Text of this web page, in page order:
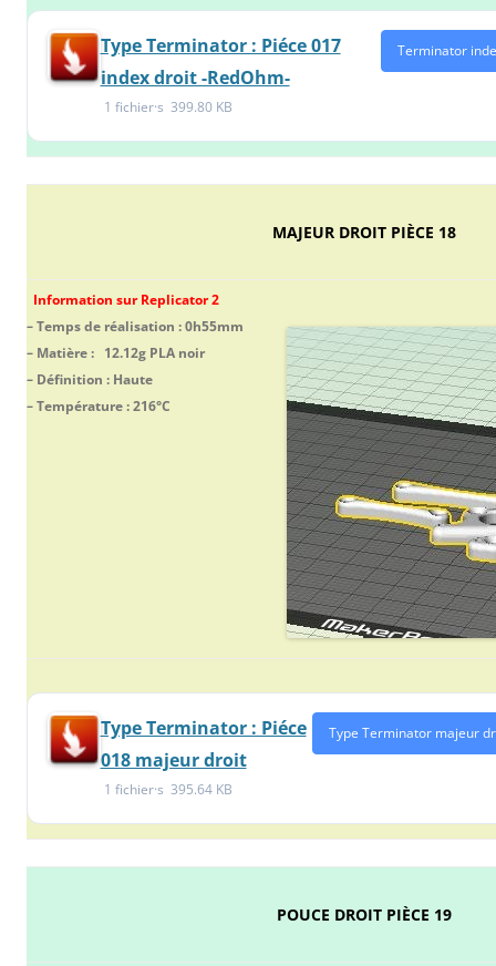
Type Terminator : Piéce 017
index droit -RedOhm-
1 fichier·s 399.80 KB
Terminator
MAJEUR DROIT PIÈCE 18
Information sur Replicator 2
– Temps de réalisation : 0h55mm
– Matière : 12.12g PLA noir
– Définition : Haute
– Température : 216°C
Type Terminator : Piéce
018 majeur droit
1 fichier·s 395.64 KB
Type Terminator majeur
POUCE DROIT PIÈCE 19